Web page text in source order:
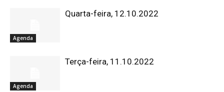
Agenda
Quarta-feira, 12.10.2022
Agenda
Terça-feira, 11.10.2022